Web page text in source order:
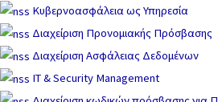
Κυβερνοασφάλεια ως Υπηρεσία
Διαχείριση Προνομιακής Πρόσβασης
Διαχείριση Ασφάλειας Δεδομένων
IT & Security Management
Μετάβαση
στο
περιεχόμενο